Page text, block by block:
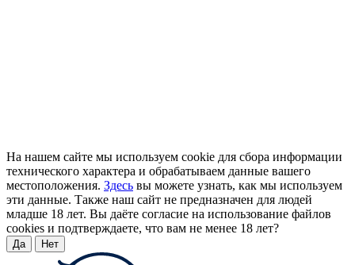
На нашем сайте мы используем cookie для сбора информации
технического характера и обрабатываем данные вашего
местоположения. Здесь вы можете узнать, как мы используем
эти данные. Также наш сайт не предназначен для людей
младше 18 лет. Вы даёте согласие на использование файлов
cookies и подтверждаете, что вам не менее 18 лет?
Да Нет